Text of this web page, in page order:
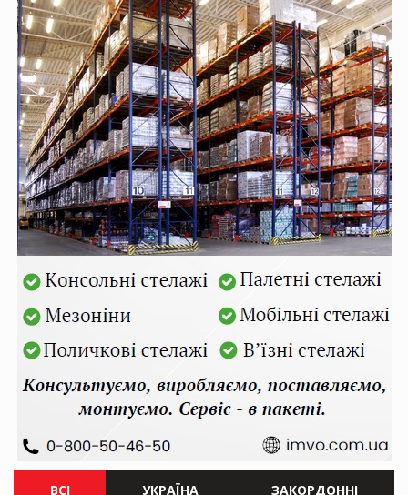
ВСІ УКРАЇНА ЗАКОРДОННІ